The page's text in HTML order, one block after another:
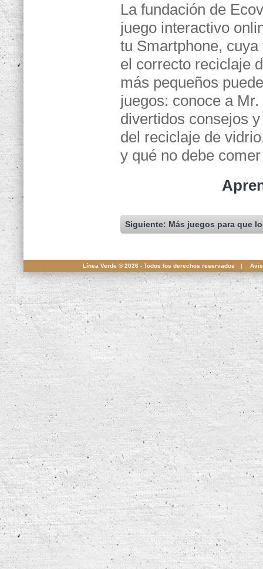
La fundación de
juego interactivo
tu Smartphone,
el correcto reciclaje
más pequeños
juegos: conoce a
divertidos consejos
del reciclaje de
y qué no debe
Siguiente: Más juegos para que
Línea Verde ® 2026 - Todos los derechos reservados |